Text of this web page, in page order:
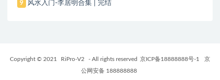
9 风水入门-李居明合集 | 完结
Copyright © 2021 RiPro-V2 - All rights reserved 京ICP备18888888号-1
京
公网安备 188888888